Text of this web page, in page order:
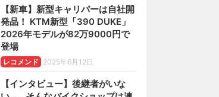
【新車】新型キャリパーは自社開
発品！ KTM新型「390 DUKE」
2026年モデルが82万9000円で
登場
レコメンド 2025年6月12日
【インタビュー】後継者がいな